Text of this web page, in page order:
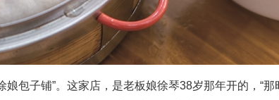
包子铺”。这家店，是老板娘徐琴38岁那年开的，“